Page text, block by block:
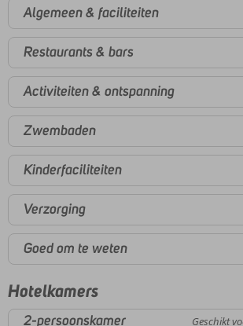
Algemeen & faciliteiten
Restaurants & bars
Activiteiten & ontspanning
Zwembaden
Kinderfaciliteiten
Verzorging
Goed om te weten
Hotelkamers
2-persoonskamer Geschikt